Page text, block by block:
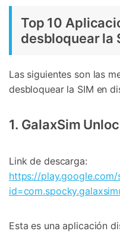
Top 10
desbloquear la
Las siguientes son las
desbloquear la SIM en
1. GalaxSim
Link de descarga:
https://
Esta es una aplicación